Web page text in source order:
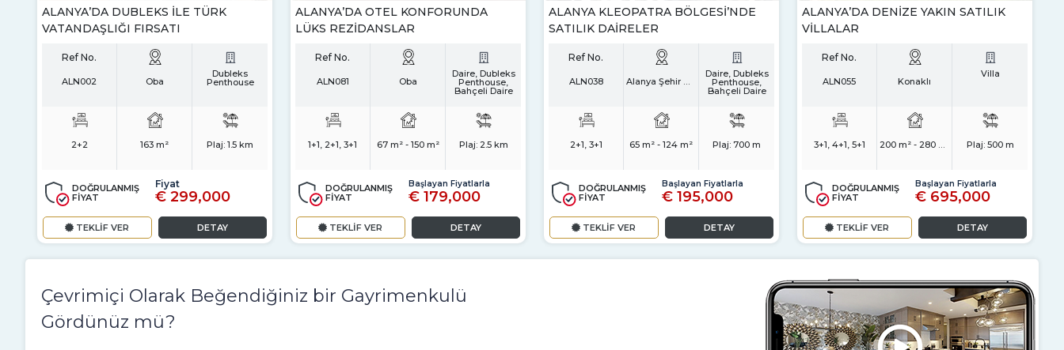
ALANYA’DA DUBLEKS ILE TÜRK
VATANDAŞLIĞI FIRSATI
Ref No.
ALN002 Oba
Dubleks
Penthouse
2+2 163 m² Plaj: 1.5 km
DOĞRULANMIŞ
FİYAT
Fiyat
€ 299,000
TEKLİF VER DETAY
ALANYA’DA OTEL KONFORUNDA
LÜKS REZIDANSLAR
Ref No.
ALN081 Oba
Daire, Dubleks
Penthouse,
Bahçeli Daire
1+1, 2+1, 3+1 67 m² - 150 m² Plaj: 2.5 km
DOĞRULANMIŞ
FİYAT
Başlayan Fiyatlarla
€ 179,000
TEKLİF VER DETAY
ALANYA KLEOPATRA BÖLGESI’NDE
SATILIK DAIRELER
Ref No.
ALN038 Alanya Şehir Merkezi
Daire, Dubleks
Penthouse,
Bahçeli Daire
2+1, 3+1 65 m² - 124 m² Plaj: 700 m
DOĞRULANMIŞ
FİYAT
Başlayan Fiyatlarla
€ 195,000
TEKLİF VER DETAY
ALANYA’DA DENIZE YAKIN SATILIK
VILLALAR
Ref No.
ALN055 Konaklı
Villa
3+1, 4+1, 5+1 200 m² - 280 m² Plaj: 500 m
DOĞRULANMIŞ
FİYAT
Başlayan Fiyatlarla
€ 695,000
TEKLİF VER DETAY
Çevrimiçi Olarak Beğendiğiniz bir Gayrimenkulü
Gördünüz mü?